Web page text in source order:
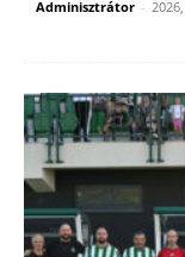
Adminisztrátor -